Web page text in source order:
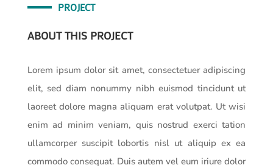
PROJECT
ABOUT THIS PROJECT
Lorem ipsum dolor sit amet, consectetuer adipiscing
elit, sed diam nonummy nibh euismod tincidunt ut
laoreet dolore magna aliquam erat volutpat. Ut wisi
enim ad minim veniam, quis nostrud exerci tation
ullamcorper suscipit lobortis nisl ut aliquip ex ea
commodo consequat. Duis autem vel eum iriure dolor